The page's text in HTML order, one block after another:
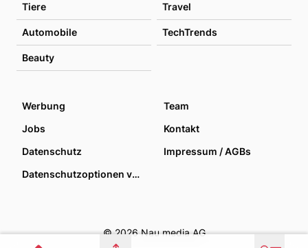
Tiere Travel
Automobile TechTrends
Beauty
Werbung
Team
Jobs
Kontakt
Datenschutz
Impressum / AGBs
Datenschutzoptionen verwalten
© 2026 Nau media AG